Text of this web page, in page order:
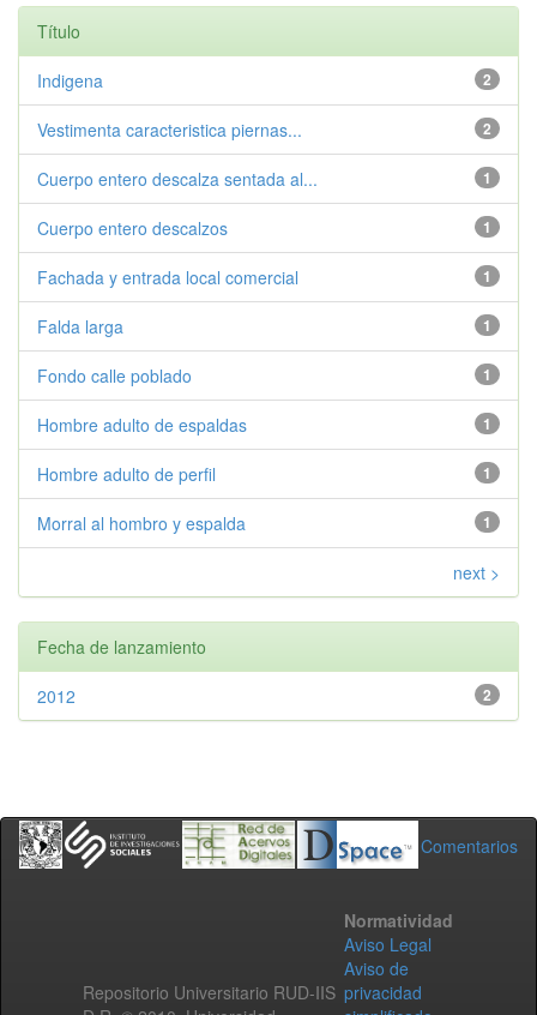
Título
2
Indigena
2
Vestimenta caracteristica piernas...
1
Cuerpo entero descalza sentada al...
1
Cuerpo entero descalzos
1
Fachada y entrada local comercial
1
Falda larga
1
Fondo calle poblado
1
Hombre adulto de espaldas
1
Hombre adulto de perfil
1
Morral al hombro y espalda
next >
Fecha de lanzamiento
2
2012
Comentarios
Repositorio Universitario RUD-IIS
Normatividad
Aviso Legal
Aviso de
privacidad